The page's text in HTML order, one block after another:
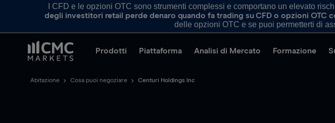
I CFD e le opzioni OTC sono strumenti complessi e comportano un elevato
degli investitori retail perde denaro quando fa trading su CFD o opzioni OTC
delle opzioni OTC e se puoi permetterti di
Prodotti Piattaforma Analisi di Mercato Formazione
Abitazione Cosa puoi negoziare Centuri Holdings Inc